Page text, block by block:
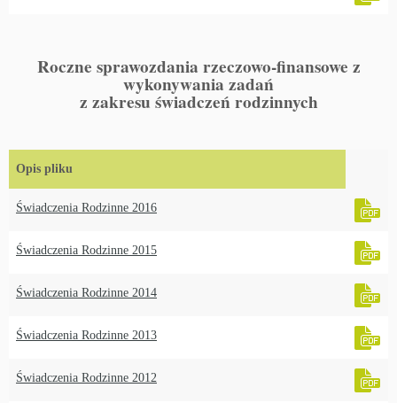
Roczne sprawozdania rzeczowo-finansowe z
wykonywania zadań
z zakresu świadczeń rodzinnych
Opis pliku
Świadczenia Rodzinne 2016
Świadczenia Rodzinne 2015
Świadczenia Rodzinne 2014
Świadczenia Rodzinne 2013
Świadczenia Rodzinne 2012